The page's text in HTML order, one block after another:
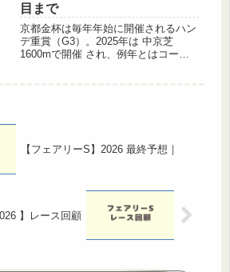
目まで
京都金杯は毎年年始に開催されるハン
デ重賞（G3）。2025年は 中京芝
1600mで開催 され、例年とはコース
【フェアリーS】2026 最終予想｜
】レース回顧